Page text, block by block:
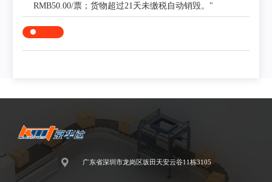
RMB50.00/票；货物超过21天未缴税自动销毁。"
广东省深圳市龙岗区坂田天安云谷11栋3105